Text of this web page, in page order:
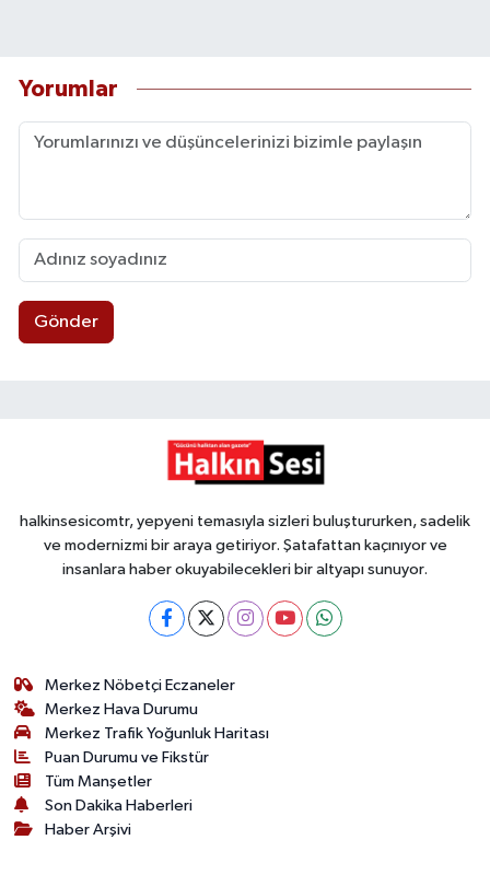
Yorumlar
Gönder
halkinsesicomtr, yepyeni temasıyla sizleri buluştururken, sadelik
ve modernizmi bir araya getiriyor. Şatafattan kaçınıyor ve
insanlara haber okuyabilecekleri bir altyapı sunuyor.
Merkez Nöbetçi Eczaneler
Merkez Hava Durumu
Merkez Trafik Yoğunluk Haritası
Puan Durumu ve Fikstür
Tüm Manşetler
Son Dakika Haberleri
Haber Arşivi